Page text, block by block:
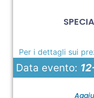
Per i dettagli sui
Data evento: